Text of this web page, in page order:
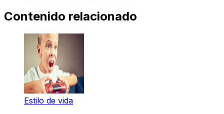
Contenido relacionado
Estilo de vida